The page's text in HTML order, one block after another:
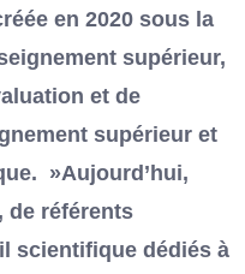
en 2020 sous la
supérieur,
et de
supérieur et
»Aujourd’hui,
de référents
scientifique dédiés à